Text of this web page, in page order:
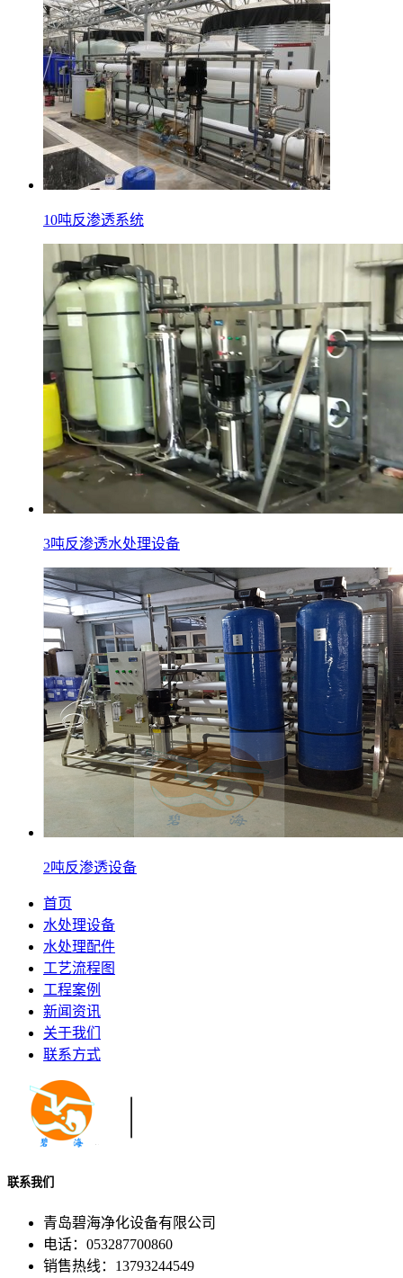
10吨反渗透系统
3吨反渗透水处理设备
2吨反渗透设备
首页
水处理设备
水处理配件
工艺流程图
工程案例
新闻资讯
关于我们
联系方式
联系我们
青岛碧海净化设备有限公司
电话：053287700860
销售热线：13793244549